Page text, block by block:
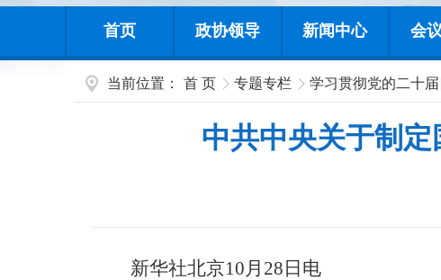
首页 政协领导 新闻中心 会
当前位置： 首 页 专题专栏 学习贯彻党的二十
中共中央关于制
新华社北京10月28日电